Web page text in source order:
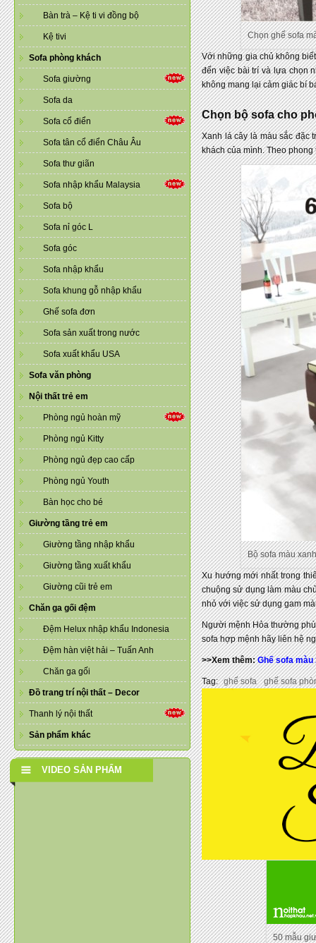
Bàn trà – Kệ ti vi đồng bộ
Kệ tivi
Sofa phòng khách
Sofa giường
Sofa da
Sofa cổ điển
Sofa tân cổ điển Châu Âu
Sofa thư giãn
Sofa nhập khẩu Malaysia
Sofa bộ
Sofa nỉ góc L
Sofa góc
Sofa nhập khẩu
Sofa khung gỗ nhập khẩu
Ghế sofa đơn
Sofa sản xuất trong nước
Sofa xuất khẩu USA
Sofa văn phòng
Nội thất trẻ em
Phòng ngủ hoàn mỹ
Phòng ngủ Kitty
Phòng ngủ đẹp cao cấp
Phòng ngủ Youth
Bàn học cho bé
Giường tầng trẻ em
Giường tầng nhập khẩu
Giường tầng xuất khẩu
Giường cũi trẻ em
Chăn ga gối đệm
Đệm Helux nhập khẩu Indonesia
Đệm hàn việt hải – Tuấn Anh
Chăn ga gối
Đồ trang trí nội thất – Decor
Thanh lý nội thất
Sản phẩm khác
VIDEO SẢN PHẨM
Chọn ghế sofa
Với những gia chủ không
đến việc bài trí và lựa chọn
không mang lại cảm giác bí
Chọn bộ sofa cho
Xanh lá cây là màu sắc đặc
khách của mình. Theo
Bộ sofa màu
Xu hướng mới nhất trong
chuộng sử dụng làm màu
nhỏ với việc sử dụng gam
Người mệnh Hỏa thường
sofa hợp mệnh hãy liên hệ
>>Xem thêm:Ghế sofa màu
Tag: ghế sofa ghế sofa
50 mẫu